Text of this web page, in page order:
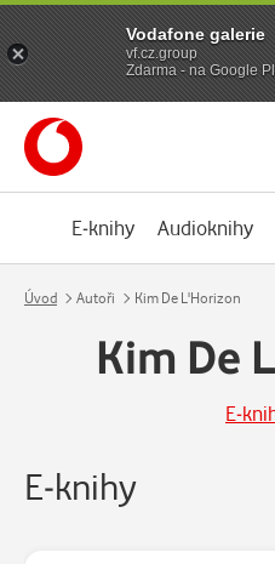
E-knihy Audioknihy
Úvod Autoři Kim De L'Horizon
Kim De
E-
E-knihy
Vodafone galerie
vf.cz.group
Zdarma - na Google